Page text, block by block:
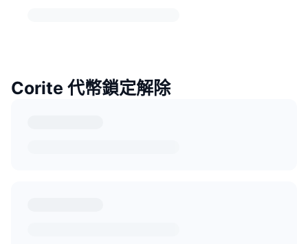
Corite 代幣鎖定解除